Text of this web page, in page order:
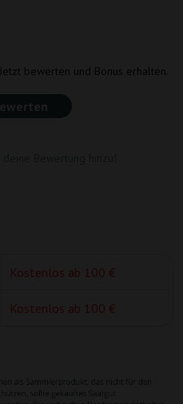
bewerten und Bonus erhalten.
Kostenlos ab 100 €
Kostenlos ab 100 €